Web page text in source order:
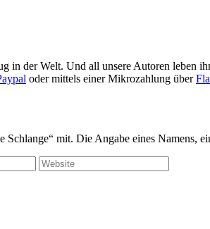
in der Welt. Und all unsere Autoren
oder mittels einer Mikrozahlung über
Schlange“ mit. Die Angabe eines